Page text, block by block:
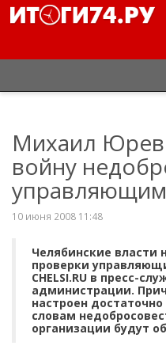
Михаил
войну
10 июня 2008 11:48
Челябинские власти
проверки
CHELSI.RU в пресс-
администрации.
настроен
словам
организации будут